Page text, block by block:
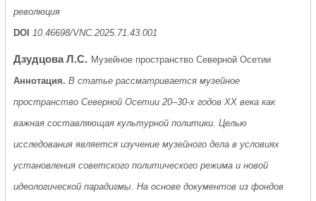
революция
DOI
10.46698/VNC.2025.71.43.001
Дзудцова Л.С. Музейное пространство Северной Осетии
Аннотация. В статье рассматривается музейное
пространство Северной Осетии 20–30-х годов XX века как
важная составляющая культурной политики. Целью
исследования является изучение музейного дела в условиях
установления советского политического режима и новой
идеологической парадигмы. На основе документов из фондов